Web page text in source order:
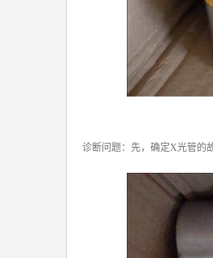
诊断问题：先，确定X光管的